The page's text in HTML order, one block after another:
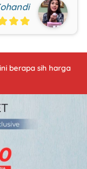
berapa sih harga